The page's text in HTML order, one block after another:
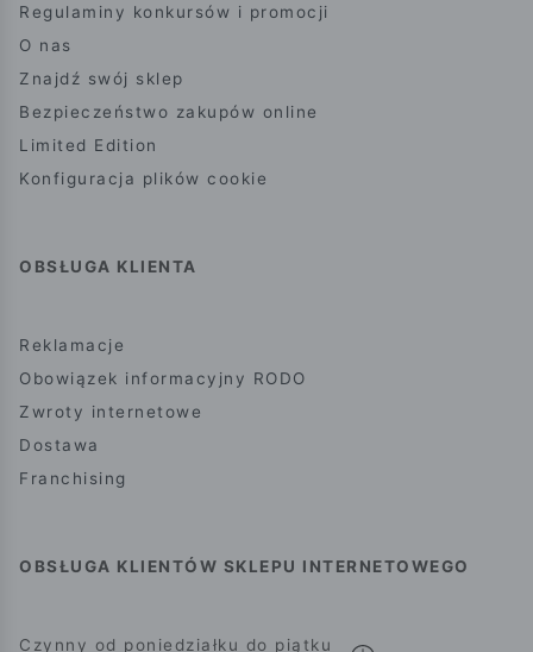
Regulaminy konkursów i promocji
O nas
Znajdź swój sklep
Bezpieczeństwo zakupów online
Limited Edition
Konfiguracja plików cookie
OBSŁUGA KLIENTA
Reklamacje
Obowiązek informacyjny RODO
Zwroty internetowe
Dostawa
Franchising
OBSŁUGA KLIENTÓW SKLEPU INTERNETOWEGO
Czynny od poniedziałku do piątku